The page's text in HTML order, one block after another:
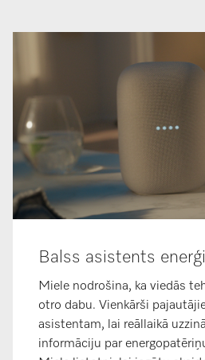
Balss asistents
Miele nodrošina, ka viedās
otro dabu. Vienkārši
asistentam, lai reāllaikā
informāciju par